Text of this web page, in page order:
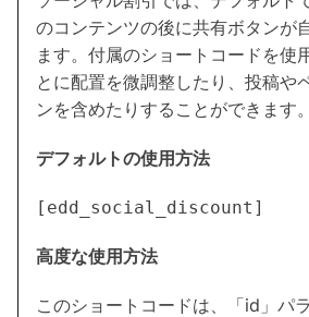
のコンテンツの後に共有ボタンが
ます。付属のショートコードを使
とに配置を微調整したり、投稿や
ンを含めたりすることができます。
デフォルトの使用方法
[edd_social_discount]
高度な使用方法
このショートコードは、「id」パ